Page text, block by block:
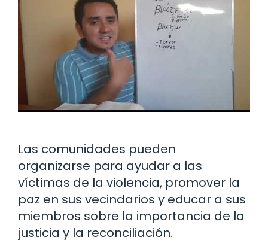
Las comunidades pueden
organizarse para ayudar a las
víctimas de la violencia, promover la
paz en sus vecindarios y educar a sus
miembros sobre la importancia de la
justicia y la reconciliación.